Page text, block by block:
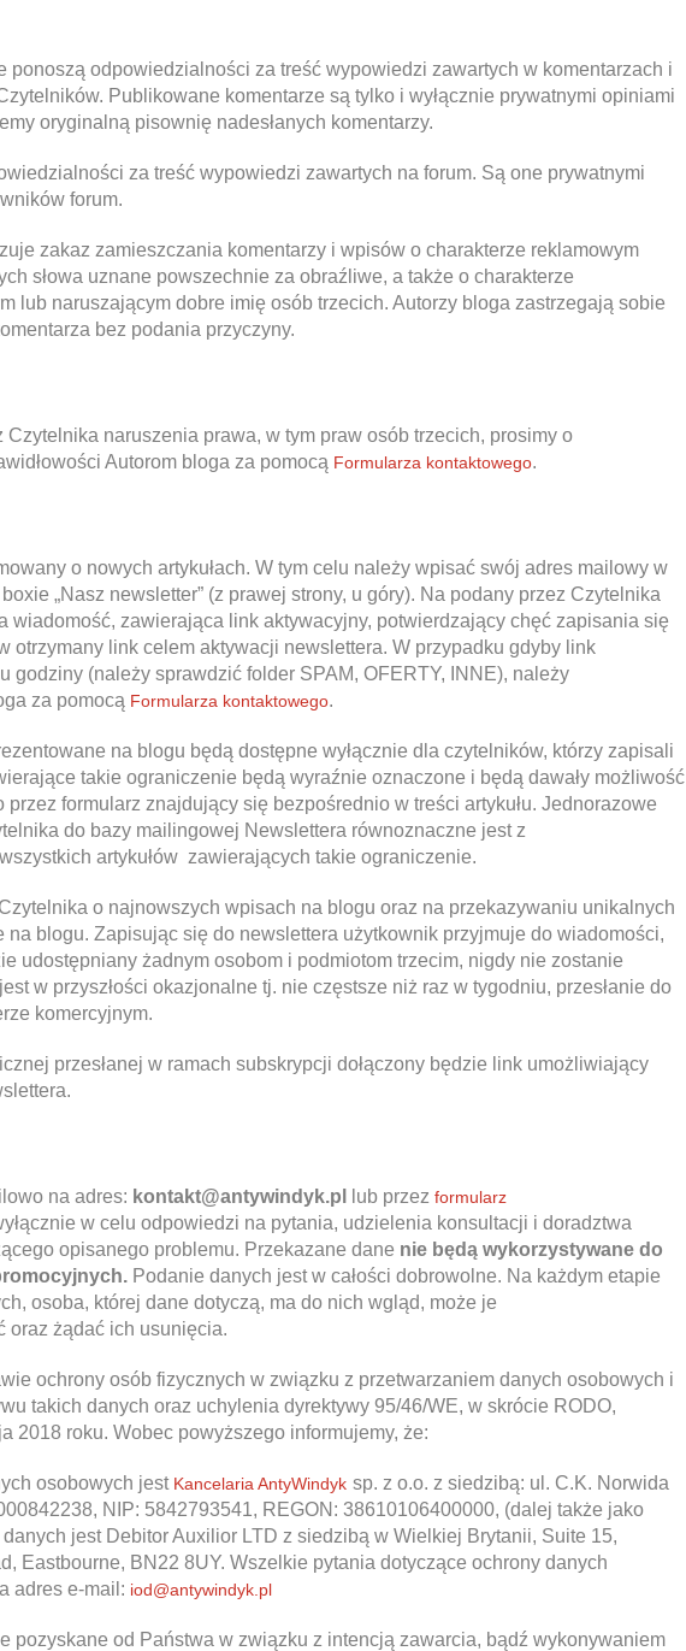
ponoszą odpowiedzialności za treść wypowiedzi zawartych w komentarzach i
Publikowane komentarze są tylko i wyłącznie prywatnymi opiniami
oryginalną pisownię nadesłanych komentarzy.
za treść wypowiedzi zawartych na forum. Są one prywatnymi
forum.
zakaz zamieszczania komentarzy i wpisów o charakterze reklamowym
słowa uznane powszechnie za obraźliwe, a także o charakterze
lub naruszającym dobre imię osób trzecich. Autorzy bloga zastrzegają sobie
bez podania przyczyny.
naruszenia prawa, w tym praw osób trzecich, prosimy o
Autorom bloga za pomocą Formularza kontaktowego.
o nowych artykułach. W tym celu należy wpisać swój adres mailowy w
„Nasz newsletter” (z prawej strony, u góry). Na podany przez Czytelnika
wiadomość, zawierająca link aktywacyjny, potwierdzający chęć zapisania się
otrzymany link celem aktywacji newslettera. W przypadku gdyby link
godziny (należy sprawdzić folder SPAM, OFERTY, INNE), należy
za pomocą Formularza kontaktowego.
na blogu będą dostępne wyłącznie dla czytelników, którzy zapisali
takie ograniczenie będą wyraźnie oznaczone i będą dawały możliwość
formularz znajdujący się bezpośrednio w treści artykułu. Jednorazowe
do bazy mailingowej Newslettera równoznaczne jest z
artykułów zawierających takie ograniczenie.
o najnowszych wpisach na blogu oraz na przekazywaniu unikalnych
blogu. Zapisując się do newslettera użytkownik przyjmuje do wiadomości,
udostępniany żadnym osobom i podmiotom trzecim, nigdy nie zostanie
w przyszłości okazjonalne tj. nie częstsze niż raz w tygodniu, przesłanie do
komercyjnym.
przesłanej w ramach subskrypcji dołączony będzie link umożliwiający
na adres: kontakt@antywindyk.pl lub przez formularz
w celu odpowiedzi na pytania, udzielenia konsultacji i doradztwa
opisanego problemu. Przekazane dane nie będą wykorzystywane do
Podanie danych jest w całości dobrowolne. Na każdym etapie
osoba, której dane dotyczą, ma do nich wgląd, może je
oraz żądać ich usunięcia.
ochrony osób fizycznych w związku z przetwarzaniem danych osobowych i
takich danych oraz uchylenia dyrektywy 95/46/WE, w skrócie RODO,
2018 roku. Wobec powyższego informujemy, że:
osobowych jest Kancelaria AntyWindyk sp. z o.o. z siedzibą: ul. C.K. Norwida
NIP: 5842793541, REGON: 38610106400000, (dalej także jako
danych jest Debitor Auxilior LTD z siedzibą w Wielkiej Brytanii, Suite 15,
Eastbourne, BN22 8UY. Wszelkie pytania dotyczące ochrony danych
adres e-mail: iod@antywindyk.pl
pozyskane od Państwa w związku z intencją zawarcia, bądź wykonywaniem